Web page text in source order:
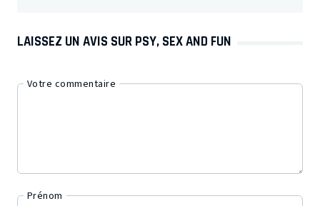
LAISSEZ UN AVIS SUR PSY, SEX AND FUN
Votre commentaire
Prénom